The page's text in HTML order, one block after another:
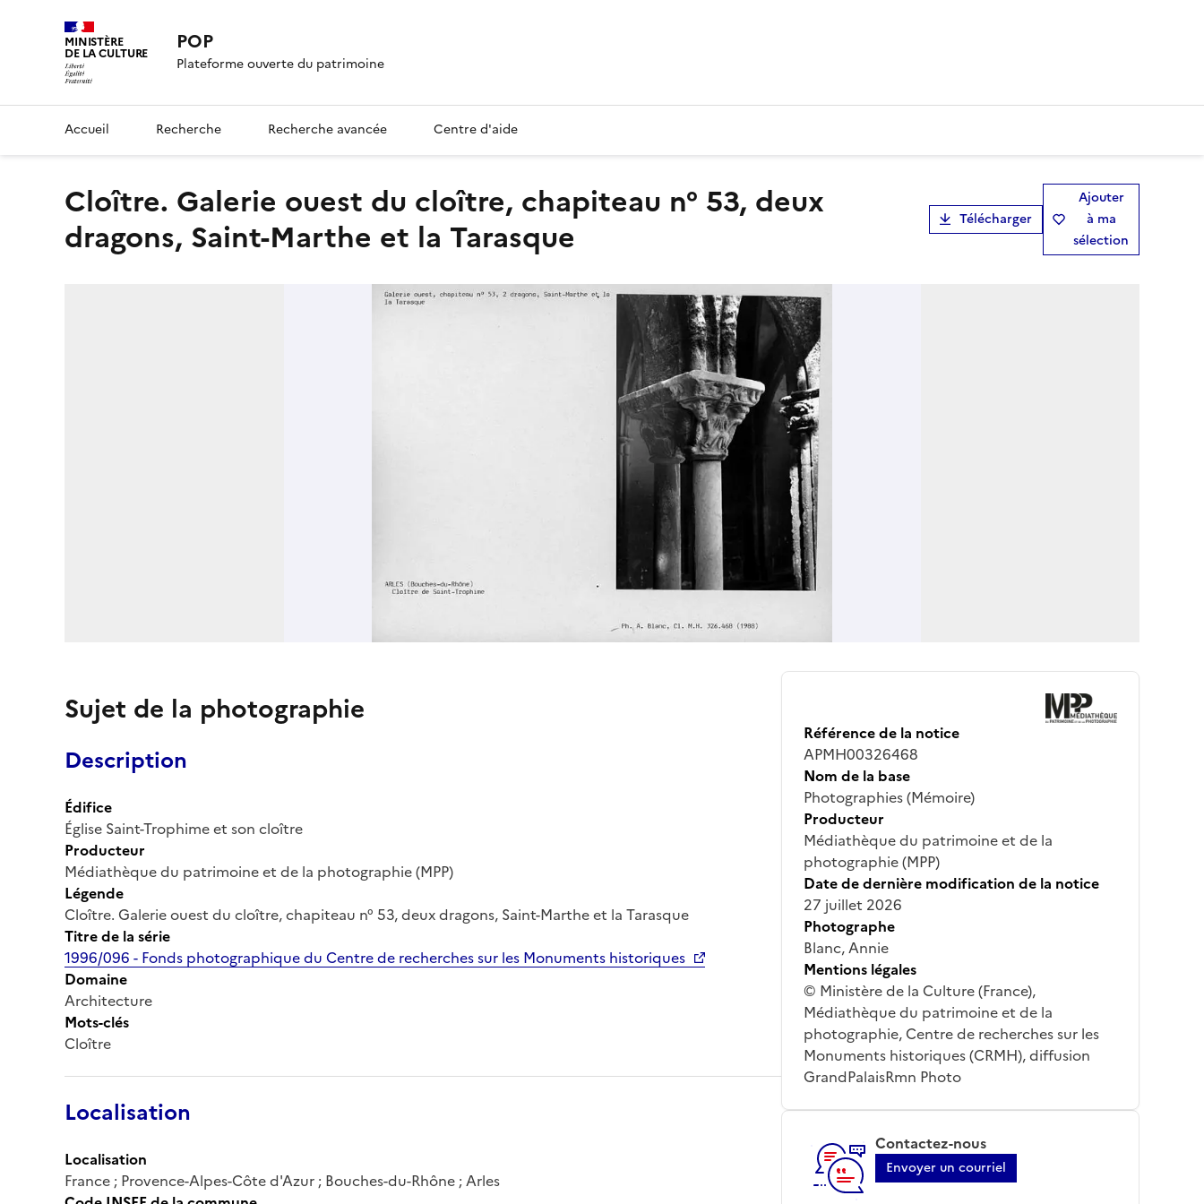
MINISTÈRE
DE LA CULTURE POP
Plateforme ouverte du patrimoine
Accueil Recherche Recherche avancée Centre d'aide
Cloître. Galerie ouest du cloître, chapiteau n° 53, deux
dragons, Saint-Marthe et la Tarasque
Télécharger
Ajouter
à ma
sélection
Sujet de la photographie
Description
Édifice
Église Saint-Trophime et son cloître
Producteur
Médiathèque du patrimoine et de la photographie (MPP)
Légende
Cloître. Galerie ouest du cloître, chapiteau n° 53, deux dragons, Saint-Marthe et la Tarasque
Titre de la série
1996/096 - Fonds photographique du Centre de recherches sur les Monuments historiques
Domaine
Architecture
Mots-clés
Cloître
Localisation
Localisation
France ; Provence-Alpes-Côte d'Azur ; Bouches-du-Rhône ; Arles
Référence de la notice
APMH00326468
Nom de la base
Photographies (Mémoire)
Producteur
Médiathèque du patrimoine et de la
photographie (MPP)
Date de dernière modification de la notice
27 juillet 2026
Photographe
Blanc, Annie
Mentions légales
© Ministère de la Culture (France),
Médiathèque du patrimoine et de la
photographie, Centre de recherches sur les
Monuments historiques (CRMH), diffusion
GrandPalaisRmn Photo
Contactez-nous
Envoyer un courriel